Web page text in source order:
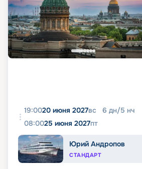
19:0020 июня 2027вс 6 дн/5 нч
08:0025 июня 2027пт
Юрий Андропов
СТАНДАРТ